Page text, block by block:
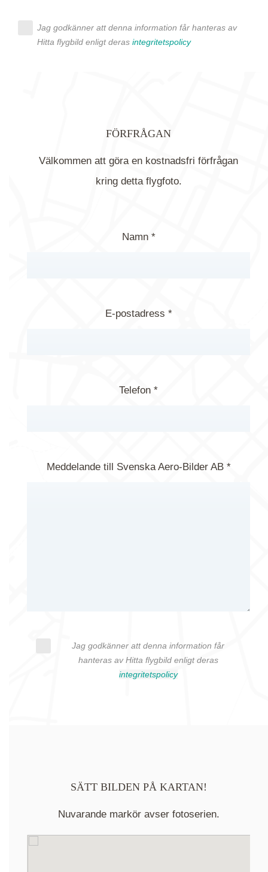
Jag godkänner att denna information får hanteras av
Hitta flygbild enligt deras integritetspolicy
FÖRFRÅGAN
Välkommen att göra en kostnadsfri förfrågan
kring detta flygfoto.
Namn *
E-postadress *
Telefon *
Meddelande till Svenska Aero-Bilder AB *
Jag godkänner att denna information får
hanteras av Hitta flygbild enligt deras
integritetspolicy
SÄTT BILDEN PÅ KARTAN!
Nuvarande markör avser fotoserien.